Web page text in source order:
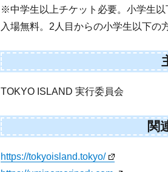
※中学生以上チケット必要。小学生
入場無料。2人目からの小学生以下の
TOKYO ISLAND 実行委員会
関
https://tokyoisland.tokyo/